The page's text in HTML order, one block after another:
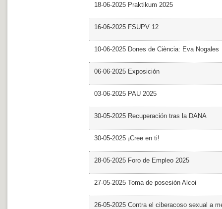
18-06-2025 Praktikum 2025
16-06-2025 FSUPV 12
10-06-2025 Dones de Ciència: Eva Nogales
06-06-2025 Exposición
03-06-2025 PAU 2025
30-05-2025 Recuperación tras la DANA
30-05-2025 ¡Cree en ti!
28-05-2025 Foro de Empleo 2025
27-05-2025 Toma de posesión Alcoi
26-05-2025 Contra el ciberacoso sexual a